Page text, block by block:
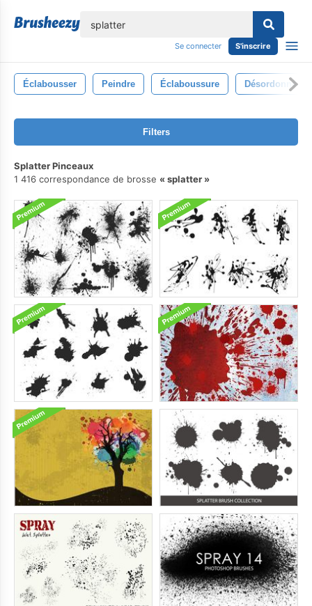
Se connecter S'inscrire
Éclabousser Peindre Éclaboussure Désordonné
Filters
Splatter Pinceaux
1 416 correspondance de brosse
splatter